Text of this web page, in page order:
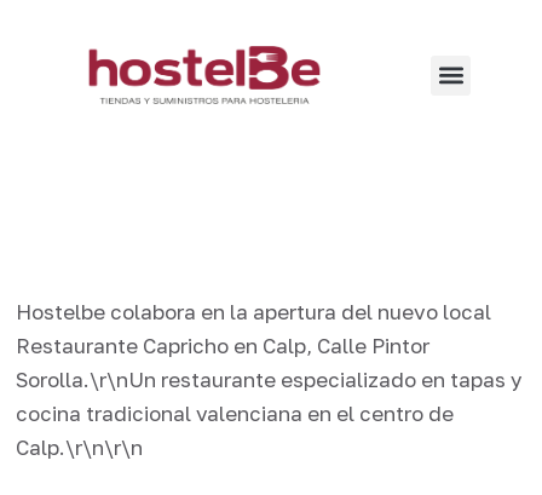
Hostelbe colabora en la apertura del nuevo local
Restaurante Capricho en Calp, Calle Pintor
Sorolla.\r\nUn restaurante especializado en tapas y
cocina tradicional valenciana en el centro de
Calp.\r\n\r\n